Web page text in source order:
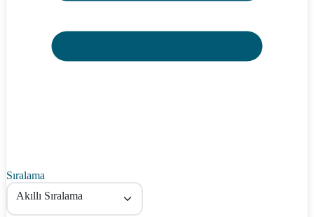
Sıralama
Akıllı Sıralama